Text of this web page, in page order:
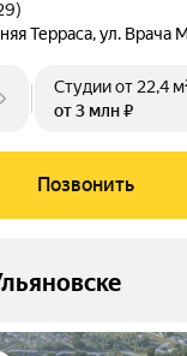
Терраса, ул. Врача
Студииот 22,4
от 3 млн ₽
Позвонить